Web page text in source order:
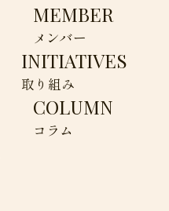
MEMBER
メンバー
INITIATIVES
取り組み
COLUMN
コラム